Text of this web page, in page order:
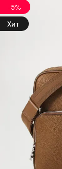
−5%
Хит